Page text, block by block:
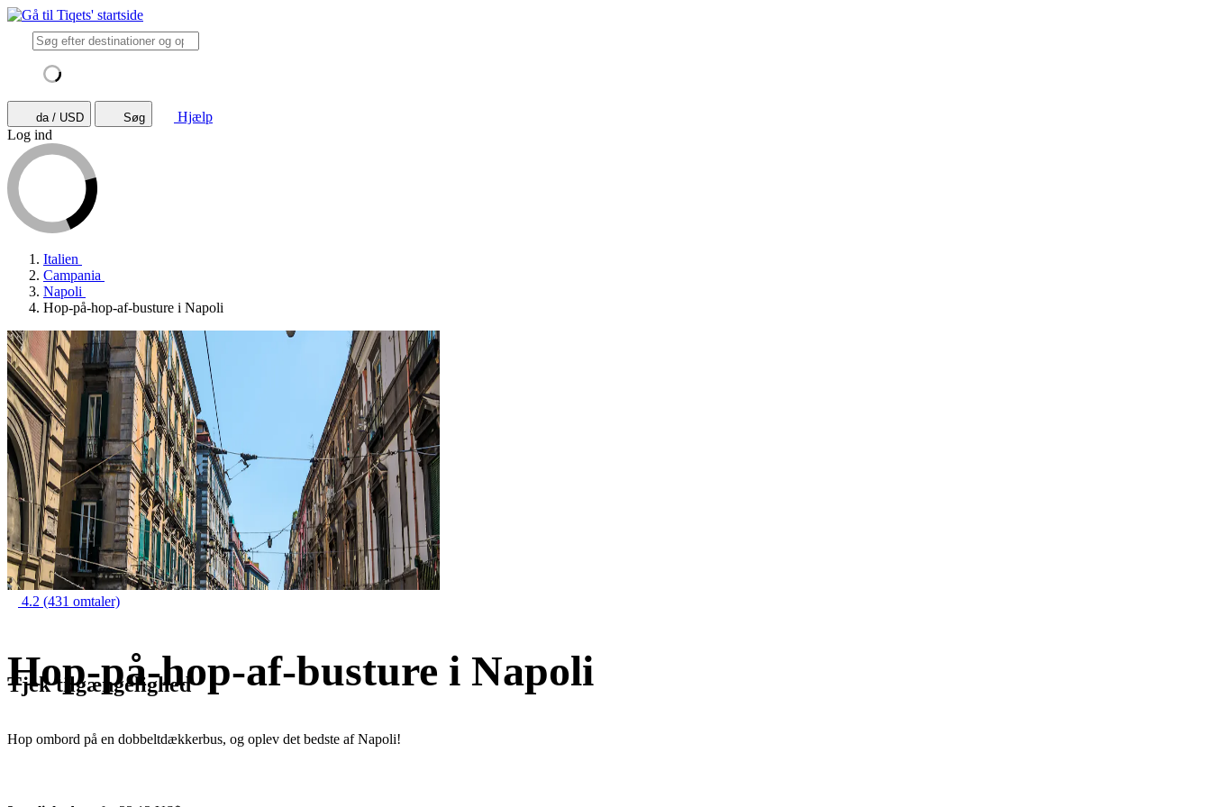
da / USD Søg
Hjælp
Log ind
Italien
Campania
Napoli
Hop-på-hop-af-busture i Napoli
4.2 (431 omtaler)
Hop-på-hop-af-busture i Napoli
Hop ombord på en dobbeltdækkerbus, og oplev det bedste af Napoli!
Tjek tilgængelighed